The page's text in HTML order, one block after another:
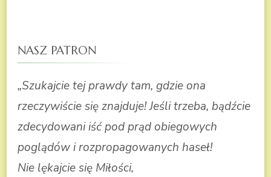
NASZ PATRON
„Szukajcie tej prawdy tam, gdzie ona
rzeczywiście się znajduje! Jeśli trzeba, bądźcie
zdecydowani iść pod prąd obiegowych
poglądów i rozpropagowanych haseł!
Nie lękajcie się Miłości,